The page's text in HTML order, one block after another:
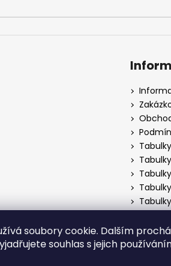
soubory cookie. Dalším
souhlas s jejich